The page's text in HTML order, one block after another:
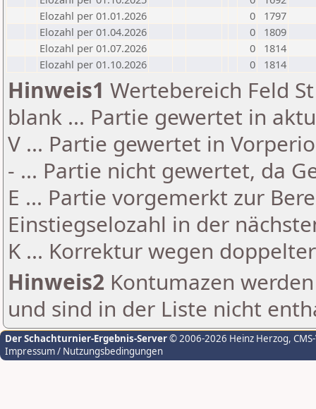
Elozahl per 01.01.2026
0
1797
Elozahl per 01.04.2026
0
1809
Elozahl per 01.07.2026
0
1814
Elozahl per 01.10.2026
0 1814
Hinweis1 Wertebereich Feld
blank ... Partie gewertet in
V ... Partie gewertet in
- ... Partie nicht gewertet, da
E ... Partie vorgemerkt zur
Einstiegselozahl in der
K ... Korrektur wegen
Hinweis2 Kontumazen
und sind in der Liste nicht
Der Schachturnier-Ergebnis-Server© 2006-2026 Heinz Herzog,
Impressum / Nutzungsbedingungen